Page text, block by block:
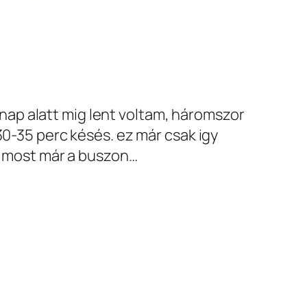
alatt mig lent voltam, háromszor
35 perc késés. ez már csak igy
már a buszon…